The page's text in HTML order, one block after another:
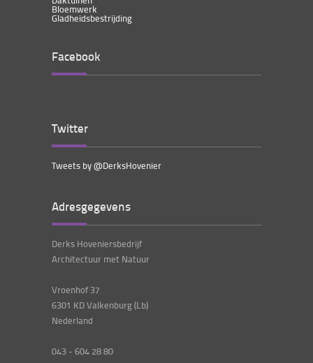
Bloemwerk
Gladheidsbestrijding
Facebook
Twitter
Tweets by @DerksHovenier
Adresgegevens
Derks Hoveniersbedrijf
Architectuur met Natuur
Vroenhof 37
6301 KD Valkenburg (Lb)
Nederland
043 - 604 28 80